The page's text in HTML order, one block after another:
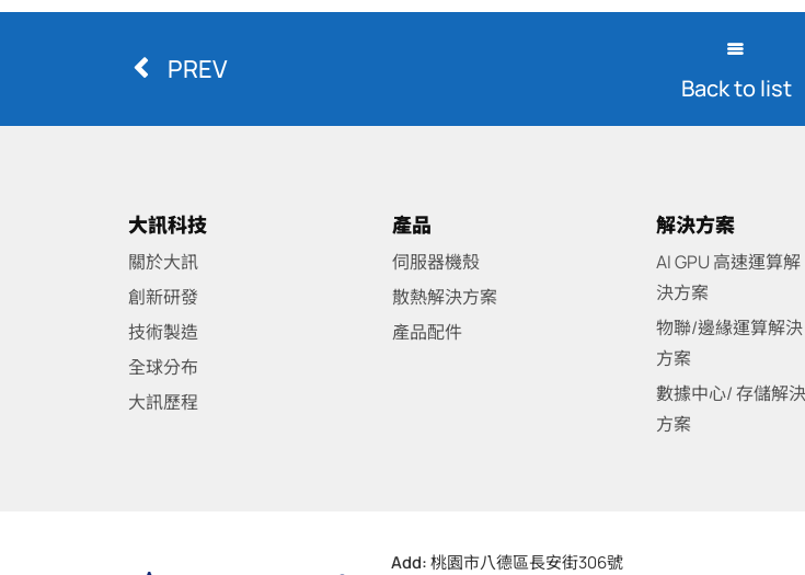
PREV
Back to list
大訊科技
關於大訊
創新研發
技術製造
全球分布
大訊歷程
產品
伺服器機殼
散熱解決方案
產品配件
解決方案
AI GPU 高速運算解
決方案
物聯/邊緣運算解決
方案
數據中心/ 存儲解決
方案
Add:桃園市八德區長安街306號